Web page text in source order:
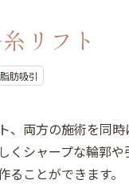
リフト
脂肪吸引
、両方の施術を同時
くシャープな輪郭や
ることができます。